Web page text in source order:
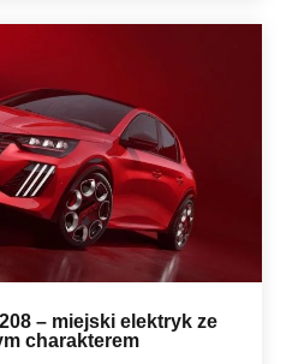
– miejski elektryk ze
charakterem